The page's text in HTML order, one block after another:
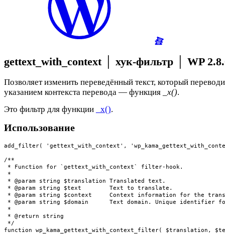
gettext_with_context│ хук-фильтр WP
Позволяет изменить переведённый текст, который
указанием контекста перевода — функция
_x().
Это фильтр для функции
_x().
Использование
add_filter( 'gettext_with_context',
/**
* Function for `gettext_with_context` filter-hook.
*
* @param string $translation Translated text.
* @param string $text        Text to translate.
* @param string $context     Context information for the
* @param string $domain      Text domain. Unique
*
* @return string
*/
function wp_kama_gettext_with_context_filter( $translation,